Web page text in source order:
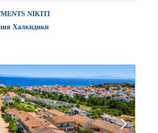
NIKITI
Халкидики